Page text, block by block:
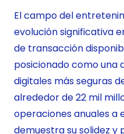
El campo del
evolución significativa
de transacción
posicionado como una
digitales más seguras
alrededor de 22 mil
operaciones anuales a
demuestra su solidez y